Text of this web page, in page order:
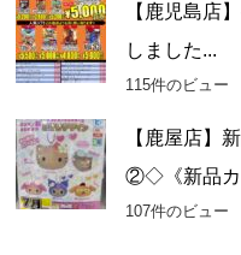
【鹿児島店
しました...
115件のビュー
【鹿屋店】
②◇《新品カ
107件のビュー